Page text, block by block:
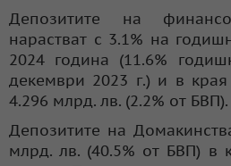
Депозитите на
нарастват с 3.1% на
2024 година (11.6%
декември 2023 г.) и в
4.296 млрд. лв. (2.2% от БВП).
Депозитите на
млрд. лв. (40.5% от БВП) в